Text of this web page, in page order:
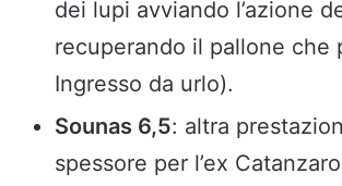
dei lupi avviando l’azione
recuperando il pallone che
Ingresso da urlo).
Sounas 6,5: altra
spessore per l’ex